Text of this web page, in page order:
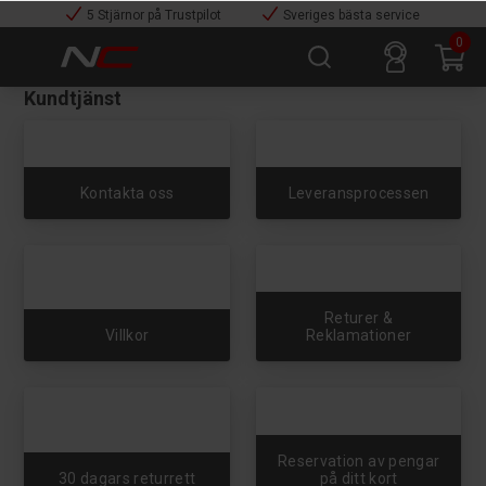
5 Stjärnor på Trustpilot
Sveriges bästa service
0
Kundtjänst
Kontakta oss Leveransprocessen
Villkor
Returer &
Reklamationer
30 dagars returrett
Reservation av pengar
på ditt kort